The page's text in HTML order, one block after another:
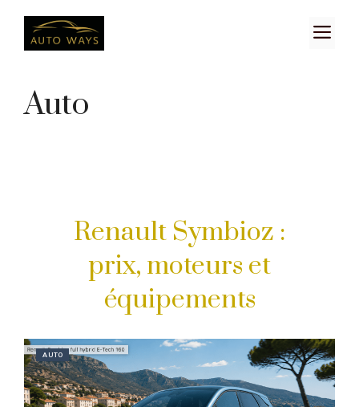
contenu
Auto
Renault Symbioz :
prix, moteurs et
équipements
AUTO